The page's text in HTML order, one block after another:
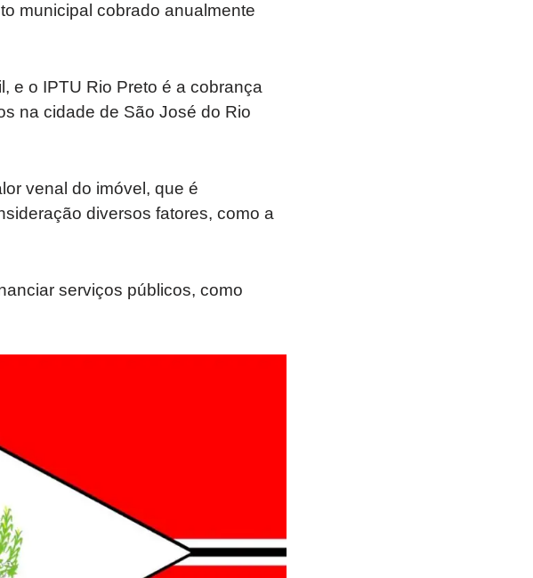
municipal cobrado anualmente
e o IPTU Rio Preto é a cobrança
na cidade de São José do Rio
venal do imóvel, que é
diversos fatores, como a
serviços públicos, como